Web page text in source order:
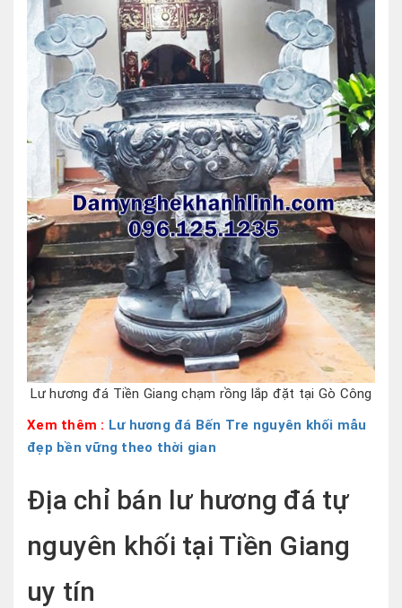
Lư hương đá Tiền Giang chạm rồng lắp đặt tại Gò Công
Xem thêm : Lư hương đá Bến Tre nguyên khối mẫu
đẹp bền vững theo thời gian
Địa chỉ bán lư hương đá tự
nguyên khối tại Tiền Giang
uy tín